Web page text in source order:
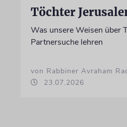
Töchter
Was unsere Weisen über
Partnersuche lehren
von Rabbiner Avraham
23.07.2026